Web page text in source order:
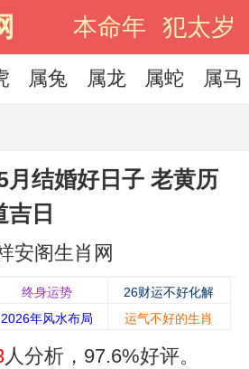
本命年 犯太岁
属兔 属龙 属蛇 属马
月结婚好日子 老黄历
日
安阁生肖网
终身运势
26财运不好化解
2026年风水布局 运气不好的生肖
人分析， 97.6%好评。